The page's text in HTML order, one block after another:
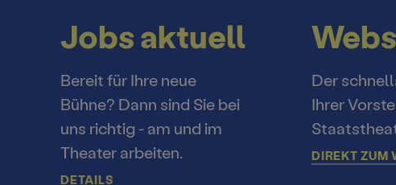
Jobs aktuell
Bereit für Ihre neue
Bühne? Dann sind Sie bei
uns richtig - am und im
Theater arbeiten.
DETAILS
Der
Ihrer
DIREKT ZUM